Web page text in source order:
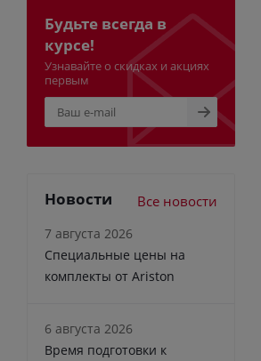
Будьте всегда в
курсе!
Узнавайте о скидках и акциях
первым
Новости Все новости
7 августа 2026
Специальные цены на
комплекты от Ariston
6 августа 2026
Время подготовки к